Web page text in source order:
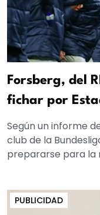
Forsberg, del
fichar por
Según un informe
club de la
prepararse para la
PUBLICIDAD